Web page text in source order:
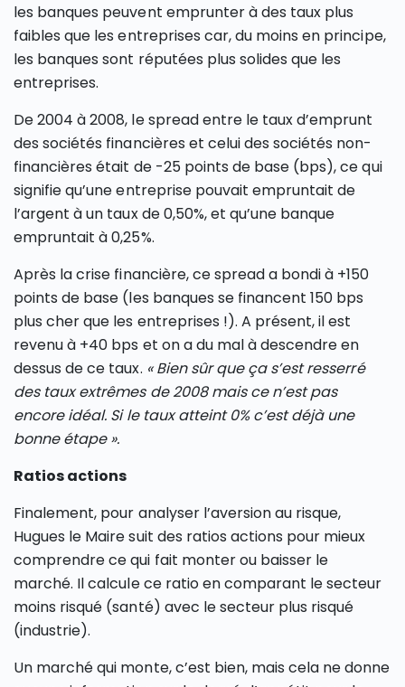
les banques peuvent emprunter à des taux plus
faibles que les entreprises car, du moins en principe,
les banques sont réputées plus solides que les
entreprises.
De 2004 à 2008, le spread entre le taux d’emprunt
des sociétés financières et celui des sociétés non-
financières était de -25 points de base (bps), ce qui
signifie qu’une entreprise pouvait empruntait de
l’argent à un taux de 0,50%, et qu’une banque
empruntait à 0,25%.
Après la crise financière, ce spread a bondi à +150
points de base (les banques se financent 150 bps
plus cher que les entreprises !). A présent, il est
revenu à +40 bps et on a du mal à descendre en
dessus de ce taux. « Bien sûr que ça s’est resserré
des taux extrêmes de 2008 mais ce n’est pas
encore idéal. Si le taux atteint 0% c’est déjà une
bonne étape ».
Ratios actions
Finalement, pour analyser l’aversion au risque,
Hugues le Maire suit des ratios actions pour mieux
comprendre ce qui fait monter ou baisser le
marché. Il calcule ce ratio en comparant le secteur
moins risqué (santé) avec le secteur plus risqué
(industrie).
Un marché qui monte, c’est bien, mais cela ne donne